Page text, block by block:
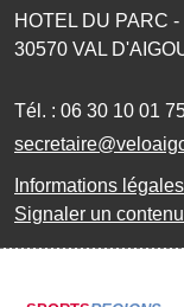
HOTEL DU PARC
30570 VAL
Tél. : 06 30 10 01
Informations légales
Signaler un